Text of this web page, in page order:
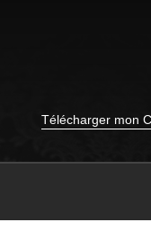
Télécharger mon